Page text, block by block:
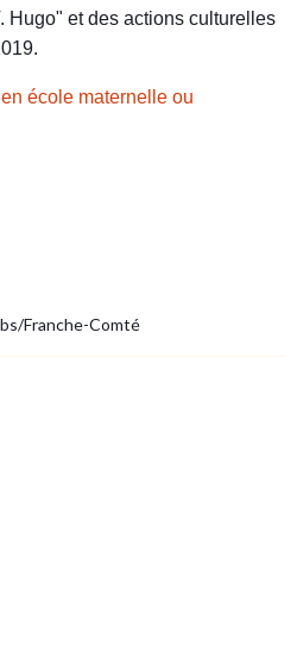
Hugo" et des actions culturelles
école maternelle ou
Franche-Comté